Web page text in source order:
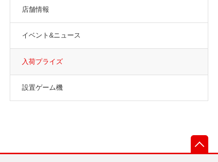
店舗情報
イベント&ニュース
入荷プライズ
設置ゲーム機